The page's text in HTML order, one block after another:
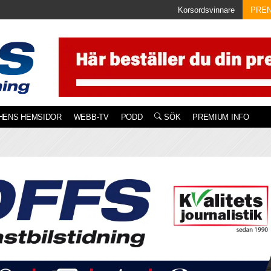
Korsordsvinnare
HEMSIDOR WEBB-TV PODD SÖK PREMIUM INFO